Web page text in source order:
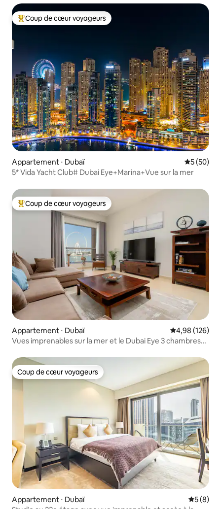
Coups de cœur voyageurs les plus appréciés
Coup de cœur voyageurs
Appartement ⋅ Dubaï
5 (50)
5* Vida Yacht Club# Dubai Eye+Marina+Vue sur la mer
Coups de cœur voyageurs les plus appréciés
Coup de cœur voyageurs
Appartement ⋅ Dubaï Évaluation
4,98 (126)
Vues imprenables sur la mer et le Dubai Eye 3 chambres
Coup de cœur voyageurs
Coup de cœur voyageurs
Appartement ⋅ Dubaï
5 (8)